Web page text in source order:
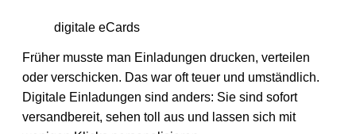
digitale eCards
Früher musste man Einladungen drucken, verteilen
oder verschicken. Das war oft teuer und umständlich.
Digitale Einladungen sind anders: Sie sind sofort
versandbereit, sehen toll aus und lassen sich mit